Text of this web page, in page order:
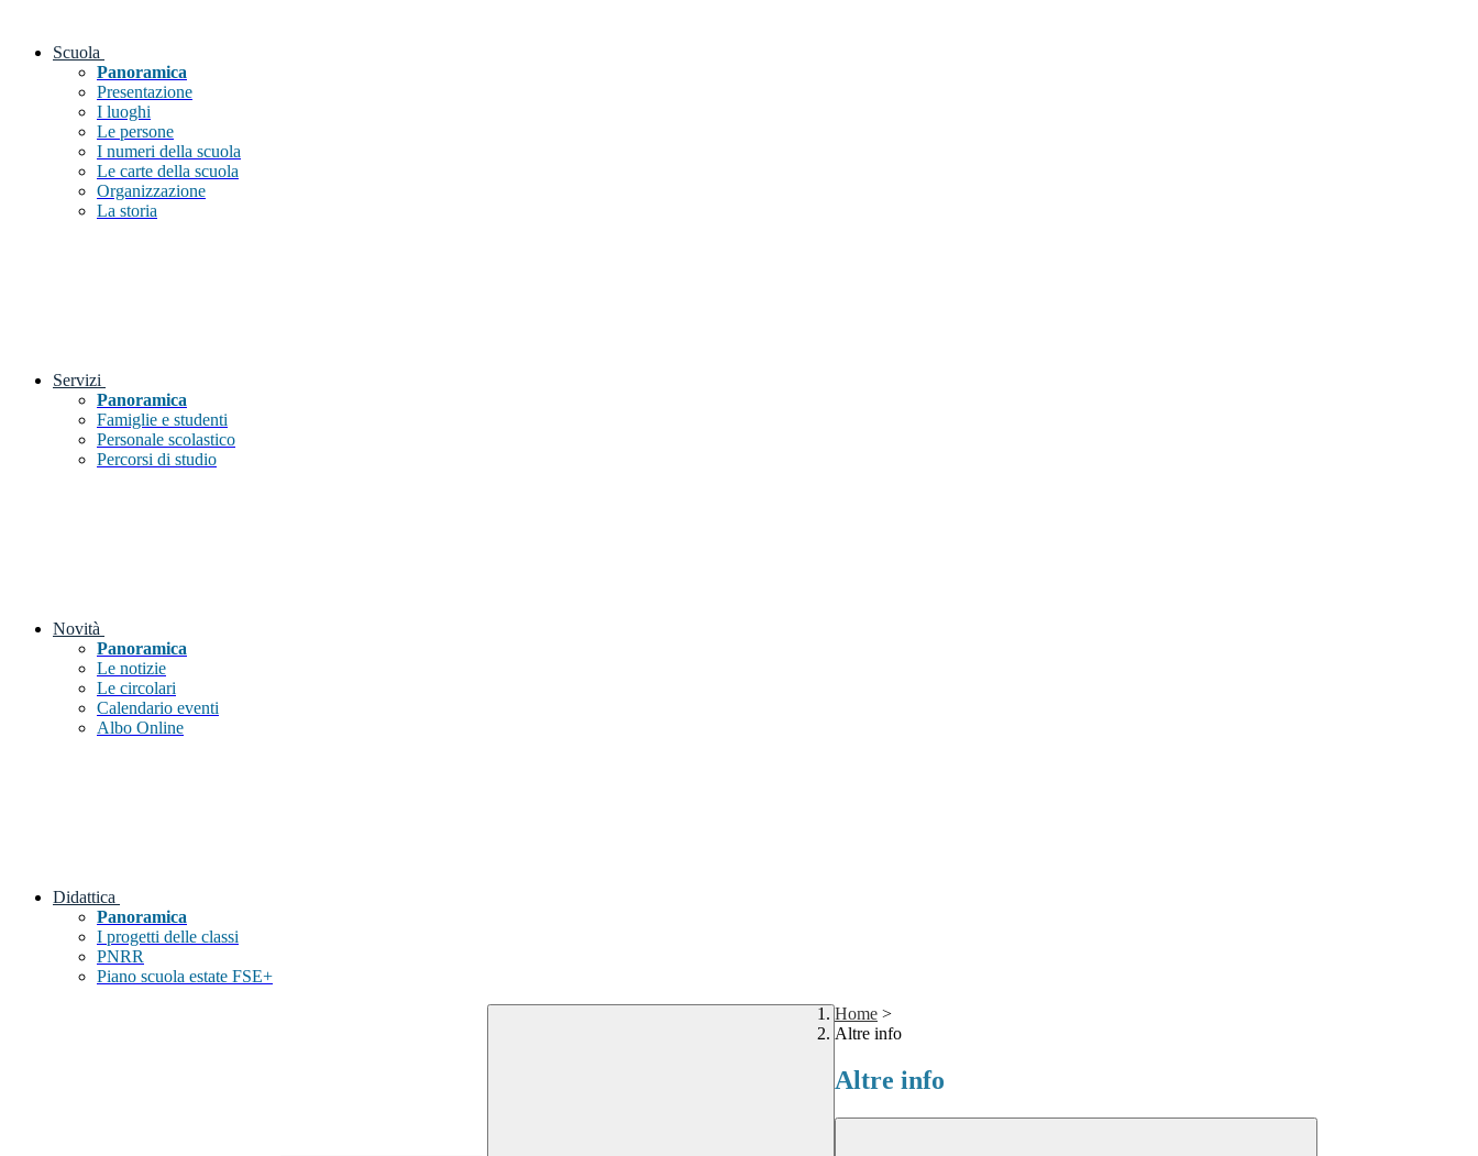
Scuola
Panoramica
Presentazione
I luoghi
Le persone
I numeri della scuola
Le carte della scuola
Organizzazione
La storia
Servizi
Panoramica
Famiglie e studenti
Personale scolastico
Percorsi di studio
Novità
Panoramica
Le notizie
Le circolari
Calendario eventi
Albo Online
Didattica
Panoramica
I progetti delle classi
PNRR
Piano scuola estate FSE+
Home >
Altre info
Altre info